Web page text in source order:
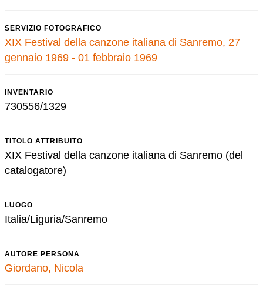
SERVIZIO FOTOGRAFICO
XIX Festival della canzone italiana di Sanremo, 27
gennaio 1969 - 01 febbraio 1969
INVENTARIO
730556/1329
TITOLO ATTRIBUITO
XIX Festival della canzone italiana di Sanremo (del
catalogatore)
LUOGO
Italia/Liguria/Sanremo
AUTORE PERSONA
Giordano, Nicola